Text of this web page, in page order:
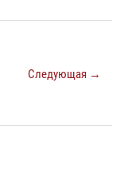
Следующая →